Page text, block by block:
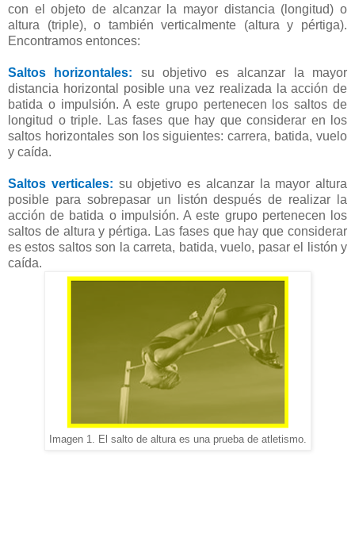
con el objeto de alcanzar la mayor distancia (longitud) o
altura (triple), o también verticalmente (altura y pértiga).
Encontramos entonces:
Saltos horizontales: su objetivo es alcanzar la mayor
distancia horizontal posible una vez realizada la acción de
batida o impulsión. A este grupo pertenecen los saltos de
longitud o triple. Las fases que hay que considerar en los
saltos horizontales son los siguientes: carrera, batida, vuelo
y caída.
Saltos verticales: su objetivo es alcanzar la mayor altura
posible para sobrepasar un listón después de realizar la
acción de batida o impulsión. A este grupo pertenecen los
saltos de altura y pértiga. Las fases que hay que considerar
es estos saltos son la carreta, batida, vuelo, pasar el listón y
caída.
Imagen 1. El salto de altura es una prueba de atletismo.